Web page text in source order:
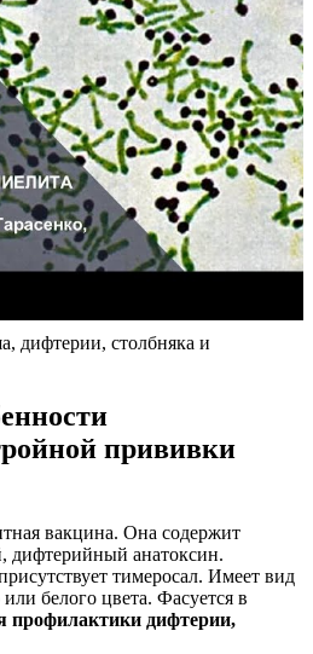
дифтерии, столбняка и
прививки
вакцина. Она содержит
анатоксин.
тимеросал. Имеет вид
белого цвета. Фасуется в
профилактики дифтерии,